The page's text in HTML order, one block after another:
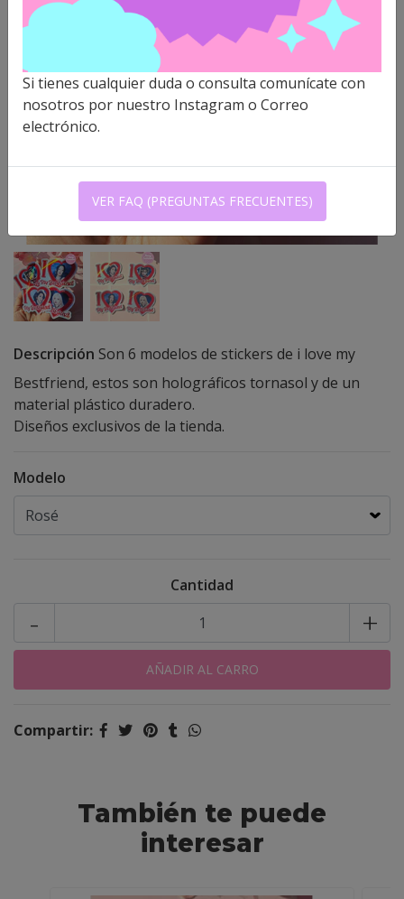
Descripción Son 6 modelos de stickers de i love my
Bestfriend, estos son holográficos tornasol y de un
material plástico duradero.
Diseños exclusivos de la tienda.
Modelo
Cantidad
+
-
Compartir:
También te puede
interesar
Si tienes cualquier duda o consulta comunícate con
nosotros por nuestro Instagram o Correo
electrónico.
VER FAQ (PREGUNTAS FRECUENTES)